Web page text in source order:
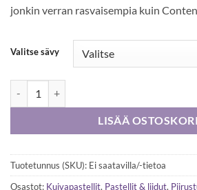
jonkin verran rasvaisempia kuin
Valitse sävy
LISÄÄ
Tuotetunnus (SKU): Ei saatavilla/-tietoa
Osastot: Kuivapastellit, Pastellit & liidut,